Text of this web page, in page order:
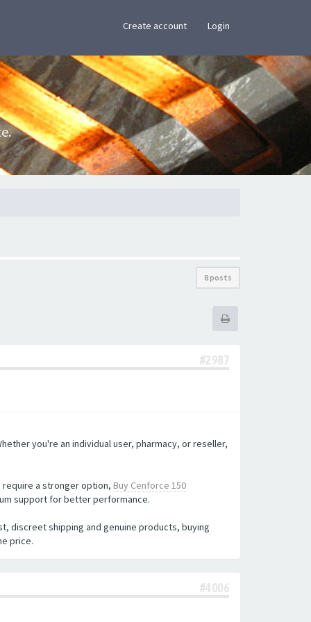
Create account Login
8 posts
#2987
you're an individual user, pharmacy, or reseller,
a stronger option, Buy Cenforce 150
support for better performance.
discreet shipping and genuine products, buying
price.
#4006